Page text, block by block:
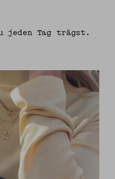
jeden Tag trägst.